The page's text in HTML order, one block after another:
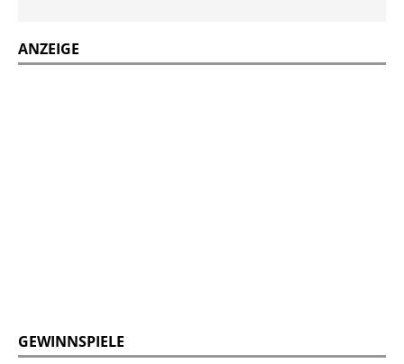
ANZEIGE
GEWINNSPIELE